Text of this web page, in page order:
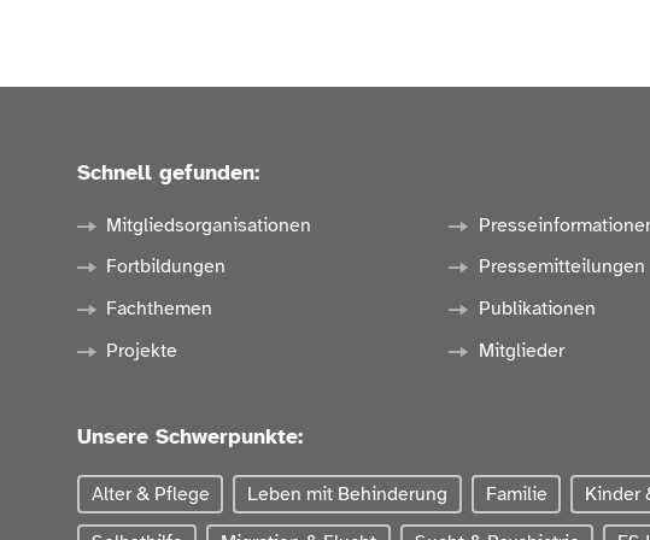
Schnell gefunden:
Mitgliedsorganisationen
Fortbildungen
Fachthemen
Projekte
Pressemitteilungen
Publikationen
Mitglieder
Unsere Schwerpunkte:
Alter & Pflege Leben mit Behinderung Familie Kinder